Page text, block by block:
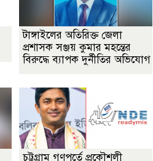
টাঙ্গাইলের অতিরিক্ত জেলা
প্রশাসক সঞ্জয় কুমার মহন্তের
বিরুদ্ধে ব্যাপক দুর্নীতির অভিযোগ
চট্টগ্রাম গণপূর্তে প্রকৌশলী